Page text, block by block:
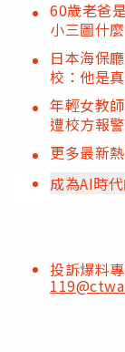
60歲老爸
小三圖什
日本海保
校：他是
年輕女教
遭校方報
更多最新
成為AI時
投訴爆料專